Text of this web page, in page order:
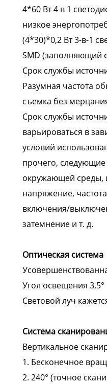
4*60 Вт 4 в 1
низкое
(4*30)*0,2 Вт 3-в-1
SMD (заполняющий
Срок службы
Разумная частота
съемка без
Срок службы
варьироваться в
условий
прочего,
окружающей среды,
напряжение,
включения/
затемнение и т. д.
Оптическая система
Угол освещения 3,5°
Световой луч
Система
Вертикальное
1. Бесконечное
2. 240° (точное